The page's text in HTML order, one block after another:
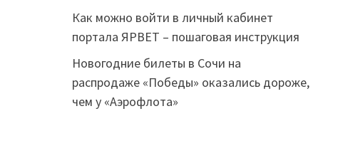
Как можно войти в личный кабинет
портала ЯРВЕТ – пошаговая инструкция
Новогодние билеты в Сочи на
распродаже «Победы» оказались дороже,
чем у «Аэрофлота»